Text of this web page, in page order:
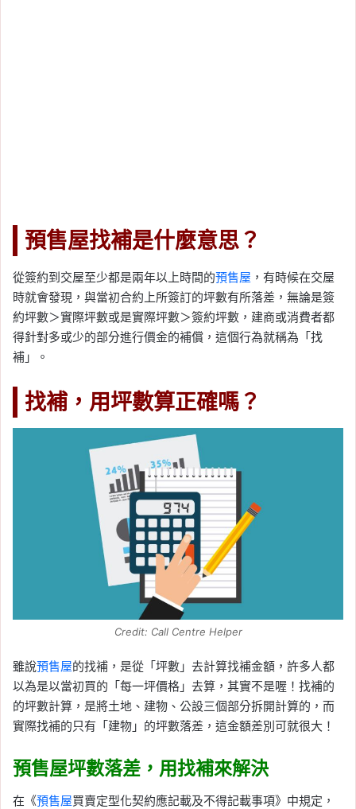
預售屋找補是什麼意思？
從簽約到交屋至少都是兩年以上時間的預售屋 ，有時候在交屋
時就會發現，與當初合約上所簽訂的坪數有所落差，無論是簽
約坪數＞實際坪數或是實際坪數＞簽約坪數，建商或消費者都
得針對多或少的部分進行價金的補償，這個行為就稱為「找
補」。
找補，用坪數算正確嗎？
Credit: Call Centre Helper
雖說預售屋的找補，是從「坪數」去計算找補金額，許多人都
以為是以當初買的「每一坪價格」去算，其實不是喔！找補的
的坪數計算，是將土地、建物、公設三個部分拆開計算的，而
實際找補的只有「建物」的坪數落差，這金額差別可就很大！
預售屋坪數落差，用找補來解決
在《預售屋買賣定型化契約應記載及不得記載事項》中規定，